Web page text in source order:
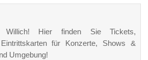
Hier finden Sie Tickets,
für Konzerte, Shows &
Umgebung!